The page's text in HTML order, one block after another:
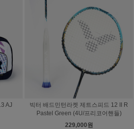
AJ
빅터 배드민턴라켓 제트스피드 12 II R
Pastel Green (4U/프리코어핸들)
229,000원